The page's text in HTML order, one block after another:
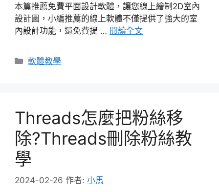
本篇推薦免費平面設計軟體，讓您線上繪制2D室內
設計圖，小編推薦的線上軟體不僅提供了強大的室
內設計功能，還免費提 … 閱讀全文
分
軟體教學
Threads怎麼把粉絲移
除?Threads刪除粉絲教
學
2024-02-26 作者: 小馬